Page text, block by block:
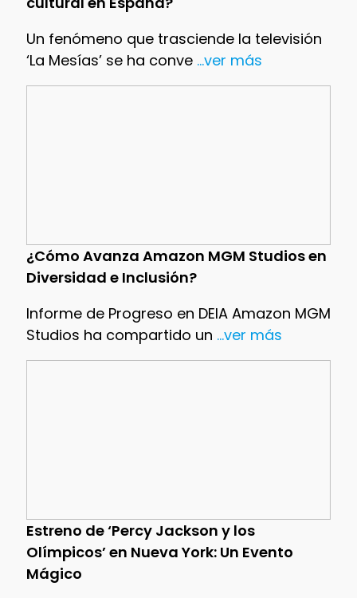
Un fenómeno que trasciende la televisión
‘La Mesías’ se ha conve...ver más
¿Cómo Avanza Amazon MGM Studios en
Diversidad e Inclusión?
Informe de Progreso en DEIA Amazon MGM
Studios ha compartido un ...ver más
Estreno de ‘Percy Jackson y los
Olímpicos’ en Nueva York: Un Evento
Mágico